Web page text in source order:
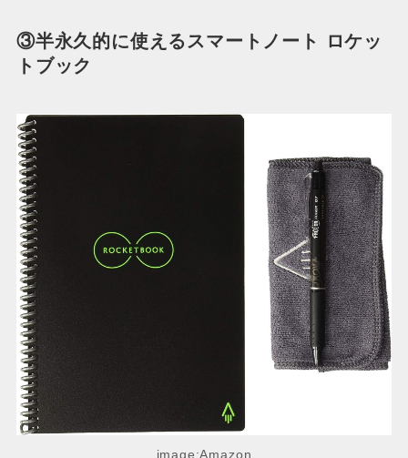
③半永久的に使えるスマートノート ロケッ
トブック
image:Amazon